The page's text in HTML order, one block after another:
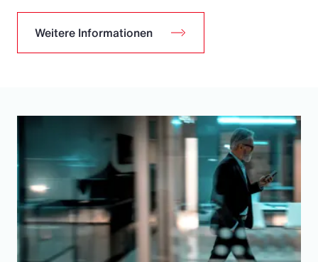
Weitere Informationen